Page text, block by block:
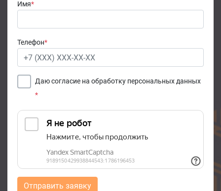
Имя*
Телефон*
Даю согласие на обработку персональных данных
*
Отправить заявку